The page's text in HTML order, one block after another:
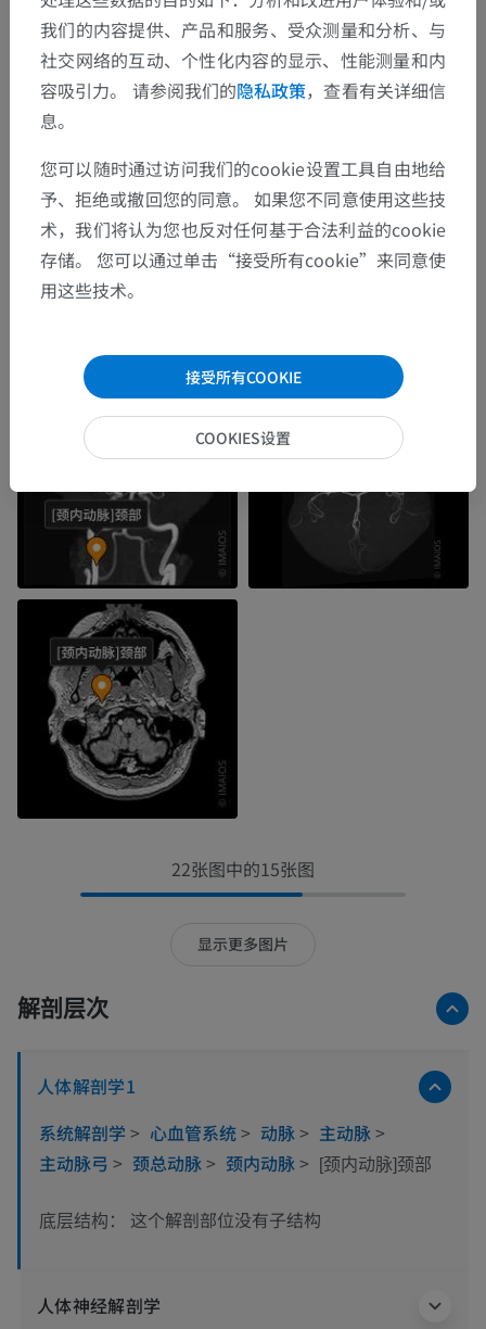
22张图中的15张图
显示更多图片
解剖层次
人体解剖学1
系统解剖学 > 心血管系统> 动脉> 主动脉>
主动脉弓 > 颈总动脉> 颈内动脉> [颈内动脉]颈部
底层结构： 这个解剖部位没有子结构
人体神经解剖学
我们的内容提供、产品和服务、受众测量和分析、与
社交网络的互动、个性化内容的显示、性能测量和内
容吸引力。 请参阅我们的隐私政策，查看有关详细信
息。
您可以随时通过访问我们的cookie设置工具自由地给
予、拒绝或撤回您的同意。 如果您不同意使用这些技
术，我们将认为您也反对任何基于合法利益的cookie
存储。 您可以通过单击“接受所有cookie”来同意使
用这些技术。
接受所有COOKIE
COOKIES设置